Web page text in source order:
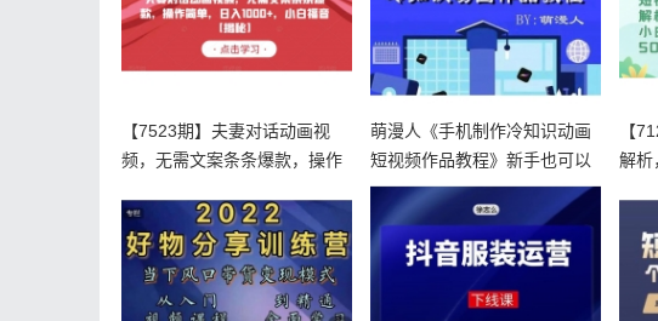
【7523期】夫妻对话动画视
频，无需文案条条爆款，操作
萌漫人《手机制作冷知识动画
短视频作品教程》新手也可以
操作！
【
解析